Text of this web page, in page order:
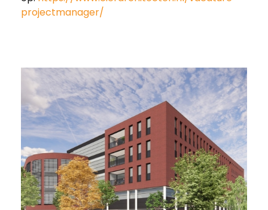
projectmanager/